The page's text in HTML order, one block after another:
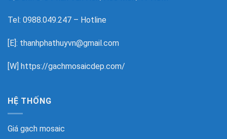
Tel: 0988.049.247 – Hotline
[E]: thanhphathuyvn@gmail.com
[W] https://gachmosaicdep.com/
HỆ THỐNG
Giá gạch mosaic